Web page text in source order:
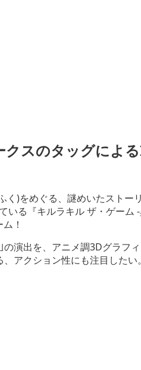
クスのタッグによ
)をめぐる、謎めいたストー
る『キルラキル ザ・ゲーム
！
演出を、アニメ調3Dグラフ
アクション性にも注目したい。